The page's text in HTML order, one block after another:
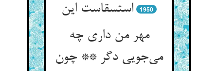
استسقاست این
1950
مهر من داری چه
می‌جویی دگر ** چون